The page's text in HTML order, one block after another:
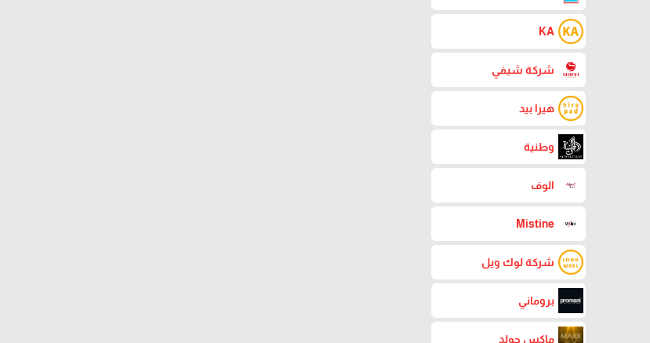
KA
شركة شيفي
هيرا بيد
وطنية
الوف
Mistine
شركة لوك ويل
بروماني
ماكس جولد